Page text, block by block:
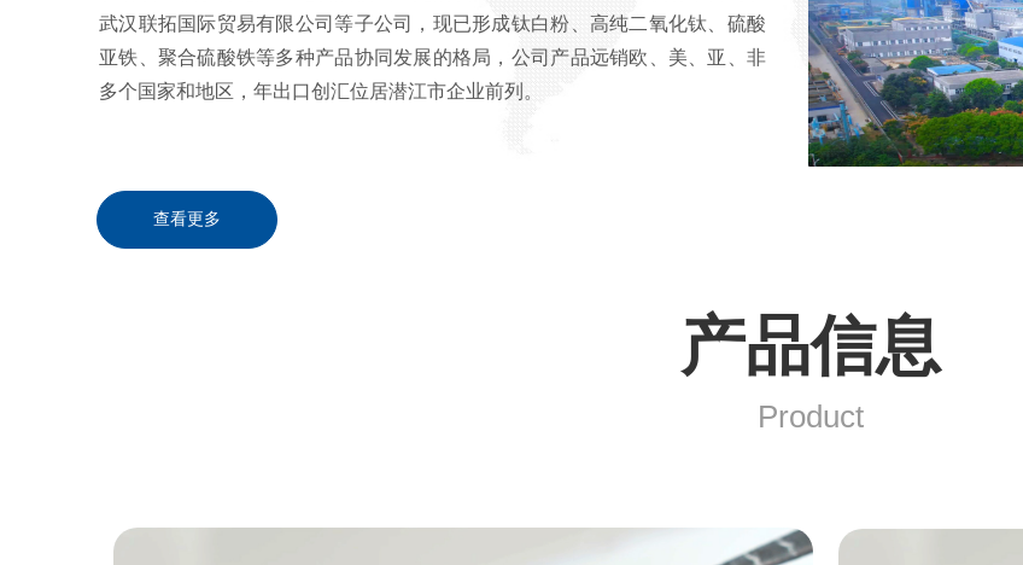
产品信息
Product
武汉联拓国际贸易有限公司等子公司，现已形成钛白粉、高纯二氧化钛、硫酸
亚铁、聚合硫酸铁等多种产品协同发展的格局，公司产品远销欧、美、亚、非
多个国家和地区，年出口创汇位居潜江市企业前列。
查看更多